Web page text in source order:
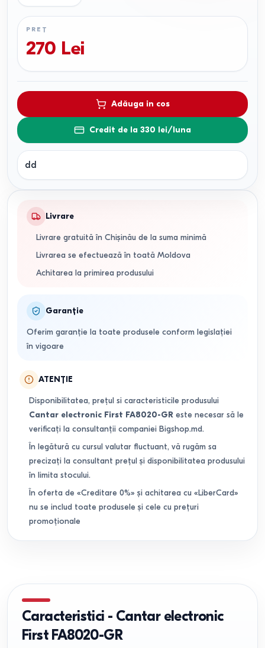
PREȚ
270 Lei
Adăuga in cos
Credit de la 330 lei/luna
dd
Livrare
Livrare gratuită în Chișinău de la suma minimă
Livrarea se efectuează în toată Moldova
Achitarea la primirea produsului
Garanție
Oferim garanție la toate produsele conform legislației
în vigoare
ATENȚIE
Disponibilitatea, prețul si caracteristicile produsului
Cantar electronic First FA8020-GR este necesar să le
verificați la consultanții companiei Bigshop.md.
În legătură cu cursul valutar fluctuant, vă rugăm sa
precizați la consultant prețul și disponibilitatea produsului
în limita stocului.
În oferta de «Creditare 0%» și achitarea cu «LiberCard»
nu se includ toate produsele și cele cu prețuri
promoționale
Caracteristici - Cantar electronic
First FA8020-GR